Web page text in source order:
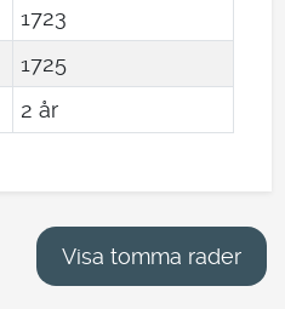
1723
1725
2 år
Visa tomma rader